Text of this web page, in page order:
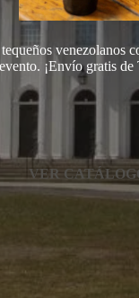
venezolanos
¡Envío gratis
VER